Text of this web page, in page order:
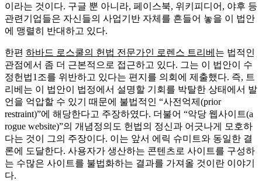
이라는 것이다. 구글 뿐 아니라, 페이스북, 위키피디어, 야후 등
관련기업들은 자신들의 사업기반 자체를 흔들어 놓을 이 법안
에 맹렬히 반대하고 있다.
한편 하바드 로스쿨의 헌법 전문가인 로렌스 트리베 는 법적인
관점에서 좀 더 근본적으로 접근하고 있다. 그는 이 법안이 수
정헌법1조를 위반하고 있다는 편지를 의회에 제출했다. 즉, 트
리베는 이 법안이 법정에서 설명할 기회를 박탈한 상태에서 발
언을 억압할 수 있기 때문에 불법적인 “사전억제(prior
restraint)”에 해당한다고 주장하였다. 더불어 “악당 웹사이트(a
rogue website)”의 개념정의도 헌법의 정신과 어긋나게 모호하
다는 것이 그의 주장이다. 이는 앞서 에릭 슈미트와 동일한 결
론에 도달한다. 사용자가 생산하는 콘텐츠로 사이트를 구성하
는 수많은 사이트를 불법화하는 결과를 가져올 것이란 이야기
다.